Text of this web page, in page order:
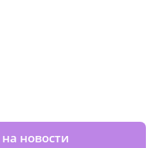
новости